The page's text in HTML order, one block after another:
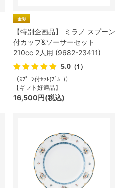
【特別企画品】 ミラノ スプーン
付カップ&ソーサーセット
210cc 2人用 (9682-23411)
5.0 （1）
（ｽﾌﾟｰﾝ付ｾｯﾄ(ﾌﾞﾙｰ)）
【ギフト好適品】
16,500円(税込)